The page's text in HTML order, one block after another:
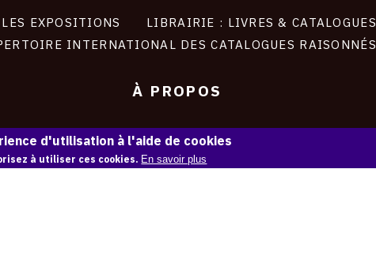
LES EXPOSITIONS LIBRAIRIE : LIVRES & CATALOGUES
INTERNATIONAL DES CATALOGUES RAISONNÉS
À PROPOS
LIVRE BLANC : CATALOGUE RAISONNÉ NUMÉRIQUE
À PROPOS D'OAM
L'ÉQUIPE OAM
d'utilisation à l'aide de cookies
à utiliser ces cookies. En savoir plus